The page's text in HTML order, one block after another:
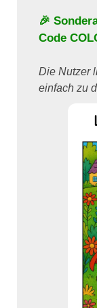
🎉
Code
Die Nutzer
einfach zu